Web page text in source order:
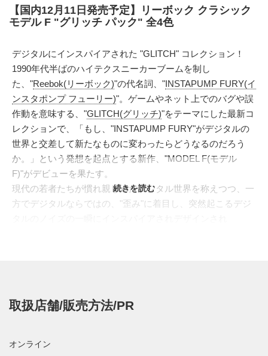
【国内12月11日発売予定】リーボック クラシック
モデル F "グリッチ パック" 全4色
デジタルにインスパイアされた "GLITCH" コレクション！
1990年代半ばのハイテクスニーカーブームを制し
た、"Reebok(リーボック)"の代名詞、"INSTAPUMP FURY(イ
ンスタポンプ フューリー)"。ゲームやネット上でのバグや誤
作動を意味する、"GLITCH(グリッチ)"をテーマにした最新コ
レクションで、「もし、"INSTAPUMP FURY"がデジタルの
世界と交差して新たなものに変わったらどうなるのだろう
か。」という発想を起点とする新作、"MODEL F(モデル
F)"がデビューを果たす。
現代の若者たちが慣れ親しんだデジタル世界を称えつつ、一
方でデジタルならではの、"歪み"に着目し、突然起こるデジ
カラー、全4カラーがラインナップ。オリジナル
続きを読む
取扱店舗/販売方法/PR
オンライン